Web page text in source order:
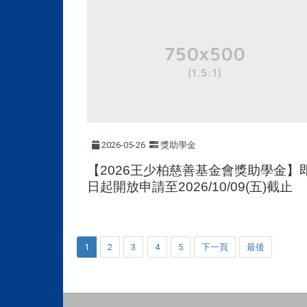
2026-05-26 獎助學金
【2026王少柏慈善基金會獎助學金】
日起開放申請至2026/10/09(五)截止
1 2 3 4 5 下一頁 最後